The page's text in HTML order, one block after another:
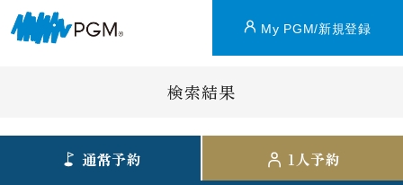
My PGM/新規登録
検索結果
通常予約 1人予約